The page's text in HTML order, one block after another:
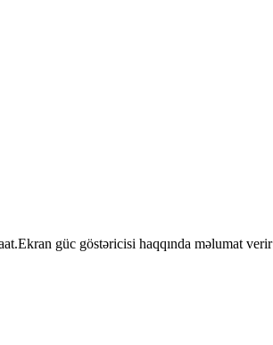
güc göstəricisi haqqında məlumat verir